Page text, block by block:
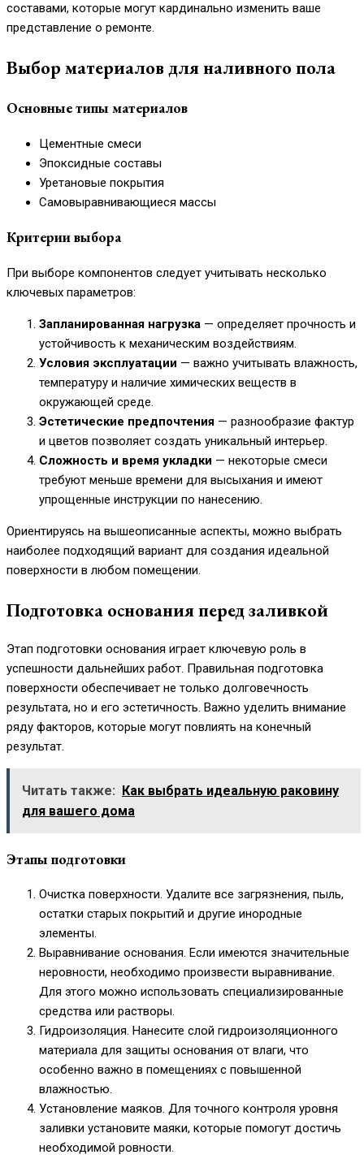
составами, которые могут кардинально изменить ваше
представление о ремонте.
Выбор материалов для наливного пола
Основные типы материалов
Цементные смеси
Эпоксидные составы
Уретановые покрытия
Самовыравнивающиеся массы
Критерии выбора
При выборе компонентов следует учитывать несколько
ключевых параметров:
Запланированная нагрузка — определяет прочность и
устойчивость к механическим воздействиям.
Условия эксплуатации — важно учитывать влажность,
температуру и наличие химических веществ в
окружающей среде.
Эстетические предпочтения — разнообразие фактур
и цветов позволяет создать уникальный интерьер.
Сложность и время укладки — некоторые смеси
требуют меньше времени для высыхания и имеют
упрощенные инструкции по нанесению.
Ориентируясь на вышеописанные аспекты, можно выбрать
наиболее подходящий вариант для создания идеальной
поверхности в любом помещении.
Подготовка основания перед заливкой
Этап подготовки основания играет ключевую роль в
успешности дальнейших работ. Правильная подготовка
поверхности обеспечивает не только долговечность
результата, но и его эстетичность. Важно уделить внимание
ряду факторов, которые могут повлиять на конечный
результат.
Читать также:
Как выбрать идеальную раковину
для вашего дома
Этапы подготовки
Очистка поверхности. Удалите все загрязнения, пыль,
остатки старых покрытий и другие инородные
элементы.
Выравнивание основания. Если имеются значительные
неровности, необходимо произвести выравнивание.
Для этого можно использовать специализированные
средства или растворы.
Гидроизоляция. Нанесите слой гидроизоляционного
материала для защиты основания от влаги, что
особенно важно в помещениях с повышенной
влажностью.
Установление маяков. Для точного контроля уровня
заливки установите маяки, которые помогут достичь
необходимой ровности.